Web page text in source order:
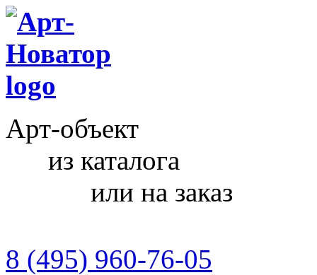
Арт-объект
из каталога
или на заказ
8 (495) 960-76-05